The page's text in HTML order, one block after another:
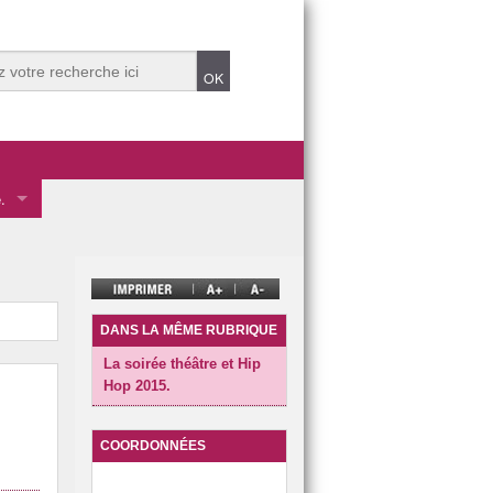
Durable 2025.
DANS LA MÊME RUBRIQUE
La soirée théâtre et Hip
Hop 2015.
COORDONNÉES